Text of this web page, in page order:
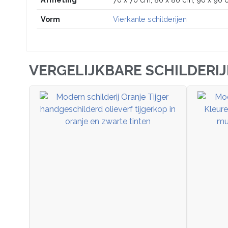
Vorm Vierkante schilderijen
VERGELIJKBARE